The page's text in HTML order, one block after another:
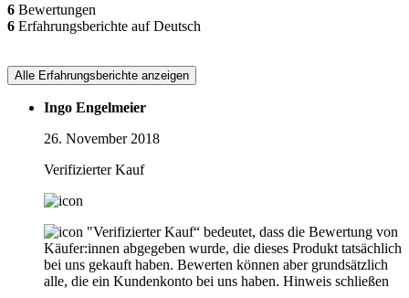
6 Bewertungen
6 Erfahrungsberichte auf Deutsch
Alle Erfahrungsberichte anzeigen
Ingo Engelmeier
26. November 2018
Verifizierter Kauf
"Verifizierter Kauf“ bedeutet, dass die Bewertung von
Käufer:innen abgegeben wurde, die dieses Produkt tatsächlich
bei uns gekauft haben. Bewerten können aber grundsätzlich
alle, die ein Kundenkonto bei uns haben. Hinweis schließen